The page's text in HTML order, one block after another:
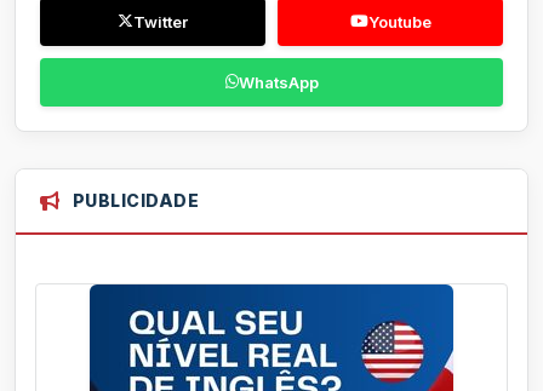
Twitter Youtube
WhatsApp
PUBLICIDADE